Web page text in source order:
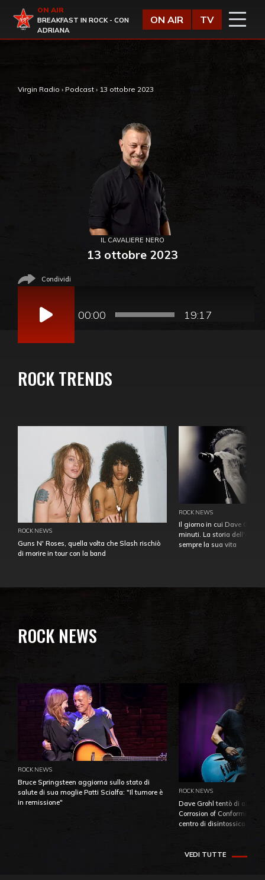
Virgin Radio
ON AIR
BREAKFAST IN ROCK - CON
ADRIANA
ON AIR TV
Virgin Radio › Podcast › 13 ottobre 2023
IL CAVALIERE NERO
13 ottobre 2023
Condividi
00:00 19:17
ROCK TRENDS
ROCK NEWS
Guns N' Roses, quella volta che Slash rischiò
di morire in tour con la band
ROCK NEWS
Il giorno in cui Dave
minuti. La storia
sempre la sua vita
ROCK NEWS
ROCK NEWS
Bruce Springsteen aggiorna sullo stato di
salute di sua moglie Patti Scialfa: "Il tumore è
in remissione"
ROCK NEWS
Dave Grohl tentò di
Corrosion of Conformity
centro di
VEDI TUTTE